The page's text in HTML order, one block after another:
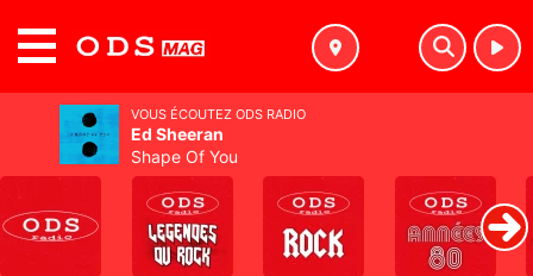
VOUS ÉCOUTEZ ODS RADIO
Ed Sheeran
Shape Of You